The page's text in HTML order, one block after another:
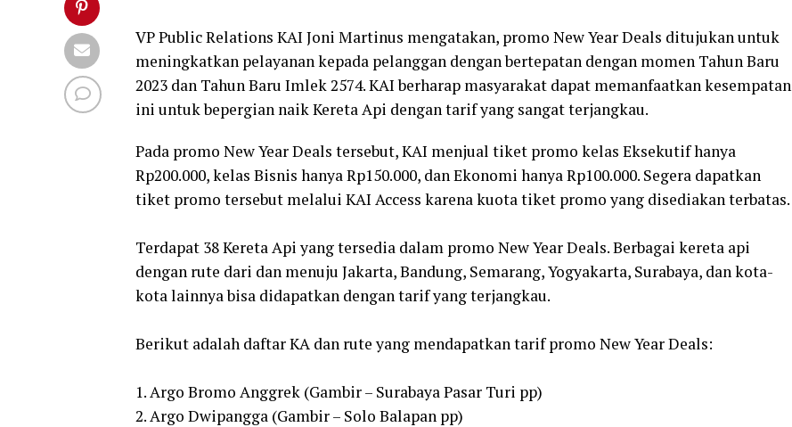
VP Public Relations KAI Joni Martinus mengatakan, promo New Year Deals ditujukan untuk
meningkatkan pelayanan kepada pelanggan dengan bertepatan dengan momen Tahun Baru
2023 dan Tahun Baru Imlek 2574. KAI berharap masyarakat dapat memanfaatkan kesempatan
ini untuk bepergian naik Kereta Api dengan tarif yang sangat terjangkau.
Pada promo New Year Deals tersebut, KAI menjual tiket promo kelas Eksekutif hanya
Rp200.000, kelas Bisnis hanya Rp150.000, dan Ekonomi hanya Rp100.000. Segera dapatkan
tiket promo tersebut melalui KAI Access karena kuota tiket promo yang disediakan terbatas.
Terdapat 38 Kereta Api yang tersedia dalam promo New Year Deals. Berbagai kereta api
dengan rute dari dan menuju Jakarta, Bandung, Semarang, Yogyakarta, Surabaya, dan kota-
kota lainnya bisa didapatkan dengan tarif yang terjangkau.
Berikut adalah daftar KA dan rute yang mendapatkan tarif promo New Year Deals:
1. Argo Bromo Anggrek (Gambir – Surabaya Pasar Turi pp)
2. Argo Dwipangga (Gambir – Solo Balapan pp)